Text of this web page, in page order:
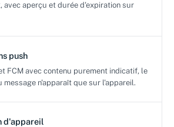
avec aperçu et durée d'expiration sur
push
FCM avec contenu purement indicatif, le
message n'apparaît que sur l'appareil.
d'appareil